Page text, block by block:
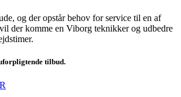
og der opstår behov for service til en af
der komme en Viborg teknikker og udbedre
tilbud.